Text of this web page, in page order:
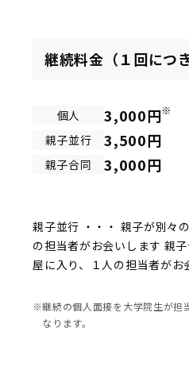
継続料金（１回につき
個人 3,000円※
親子並行 3,500円
親子合同 3,000円
親子並行 ・・・ 親子が別々
の担当者がお会いします 親
屋に入り、１人の担当者がお
継続の個人面接を大学院生が担
なります。